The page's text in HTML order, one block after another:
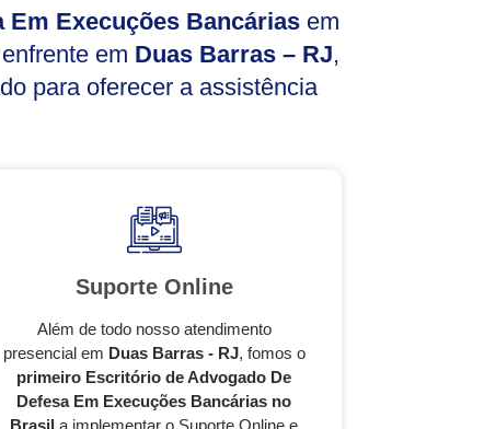
Em Execuções Bancárias em
em Duas Barras – RJ,
para oferecer a assistência
Suporte Online
Além de todo nosso atendimento
presencial em Duas Barras - RJ, fomos o
primeiro Escritório de Advogado De
Defesa Em Execuções Bancárias no
Brasil a implementar o Suporte Online e